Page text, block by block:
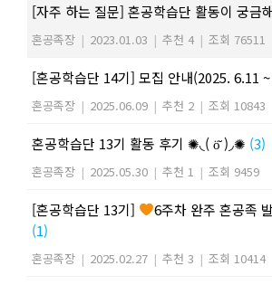
[자주 하는 질문] 혼공학습단 활동이 궁금
혼공족장 | 2023.01.03 | 추천 4 | 조회 76511
[혼공학습단 14기] 모집 안내(2025. 6.11
혼공족장 | 2025.06.09 | 추천 2 | 조회 10843
혼공학습단 13기 활동 후기 ✺◟( ö̆ )◞✺ (3)
혼공족장 | 2025.05.30 | 추천 1 | 조회 9459
[혼공학습단 13기]
6주차 완주 혼공족
(1)
혼공족장 | 2025.02.27 | 추천 3 | 조회 10414